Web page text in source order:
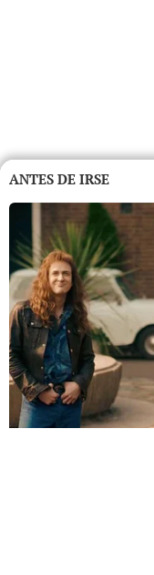
ANTES DE IRSE